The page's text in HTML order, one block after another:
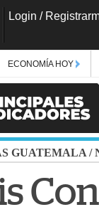
Login /
ECONOMÍA HOY
GUATEMALA /